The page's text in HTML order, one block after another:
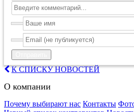
К СПИСКУ НОВОСТЕЙ
О компании
Почему выбирают нас Контакты